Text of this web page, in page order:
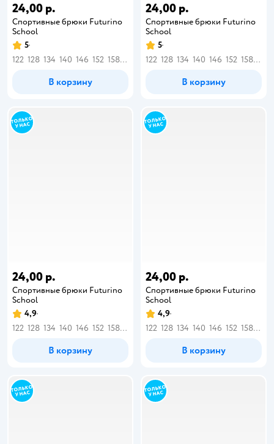
24,00 р.
Спортивные брюки Futurino
School
5
122 128 134 140 146 152 158 164
В корзину
24,00 р.
Спортивные брюки Futurino
School
5
122 128 134 140 146 152 158 164
В корзину
24,00 р.
Спортивные брюки Futurino
School
4,9
122 128 134 140 146 152 158 164
В корзину
24,00 р.
Спортивные брюки Futurino
School
4,9
122 128 134 140 146 152 158 164
В корзину